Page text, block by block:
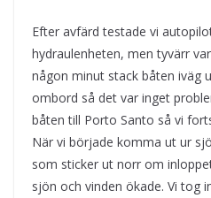
Efter avfärd testade vi
hydraulenheten, men tyvärr
någon minut stack båten iväg
ombord så det var inget
båten till Porto Santo så vi
När vi började komma ut ur
som sticker ut norr om
sjön och vinden ökade. Vi tog